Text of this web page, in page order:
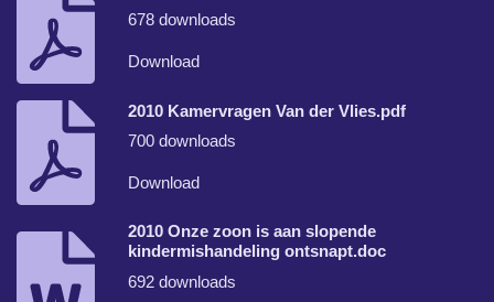
678 downloads
Download
2010 Kamervragen Van der Vlies.pdf
700 downloads
Download
2010 Onze zoon is aan slopende
kindermishandeling ontsnapt.doc
692 downloads